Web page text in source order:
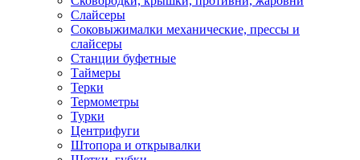
Слайсеры
Соковыжималки механические, прессы и
слайсеры
Станции буфетные
Таймеры
Терки
Термометры
Турки
Центрифуги
Штопора и открывалки